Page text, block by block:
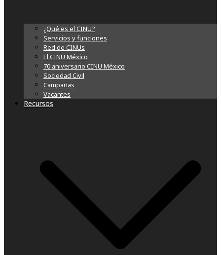
¿Qué es el CINU?
Servicios y funciones
Red de CINUs
El CINU México
70 aniversario CINU México
Sociedad Civil
Campañas
Vacantes
Recursos